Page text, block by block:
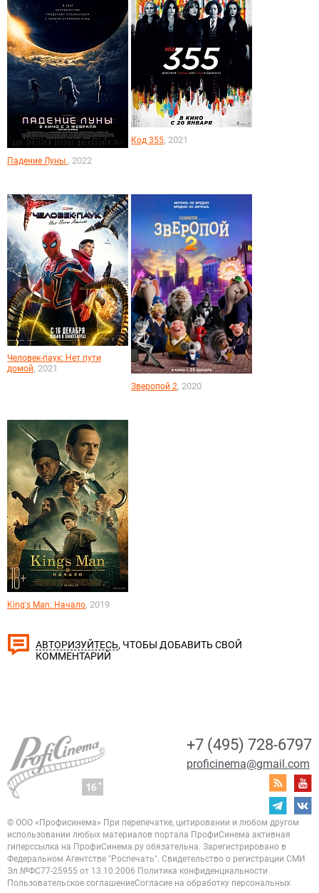
Падение Луны , 2022
Код 355, 2021
Человек-паук: Нет пути
домой, 2021
Зверопой 2, 2020
King's Man: Начало, 2019
АВТОРИЗУЙТЕСЬ, ЧТОБЫ ДОБАВИТЬ СВОЙ
КОММЕНТАРИЙ
+7 (495) 728-6797
proficinema@gmail.com
© ООО «Профисинема» При перепечатке, цитировании и любом другом
использовании любых материалов портала ПрофиСинема активная
гиперссылка на ПрофиСинема.ру обязательна. Зарегистрировано в
Федеральном Агентстве "Роспечать". Свидетельство о регистрации СМИ
Эл.№ФС77-25955 от 13.10.2006 Политика конфиденциальности
Пользовательское соглашениеСогласие на обработку персональных